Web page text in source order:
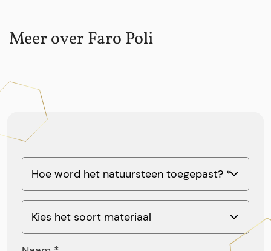
Meer over Faro Poli